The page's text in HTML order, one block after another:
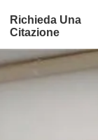
Richieda Una
Citazione